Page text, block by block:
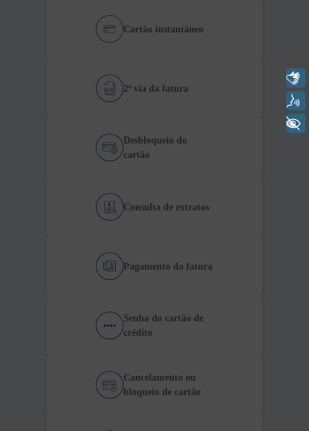
Cartão instantâneo
2ª via da fatura
Desbloqueio do
cartão
Consulta de extratos
Pagamento da fatura
Senha do cartão de
crédito
Cancelamento ou
bloqueio de cartão